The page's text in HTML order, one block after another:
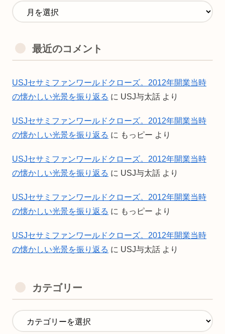
最近のコメント
USJセサミファンワールドクローズ。2012年開業当時
の懐かしい光景を振り返る に USJ与太話 より
USJセサミファンワールドクローズ。2012年開業当時
の懐かしい光景を振り返る に もっピー より
USJセサミファンワールドクローズ。2012年開業当時
の懐かしい光景を振り返る に USJ与太話 より
USJセサミファンワールドクローズ。2012年開業当時
の懐かしい光景を振り返る に もっピー より
USJセサミファンワールドクローズ。2012年開業当時
の懐かしい光景を振り返る に USJ与太話 より
カテゴリー